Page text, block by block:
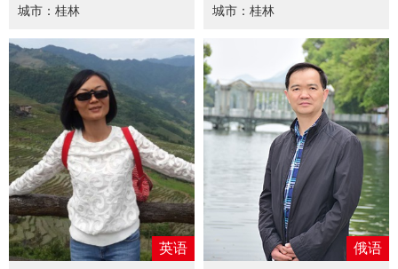
城市：桂林
城市：桂林
英语
俄语